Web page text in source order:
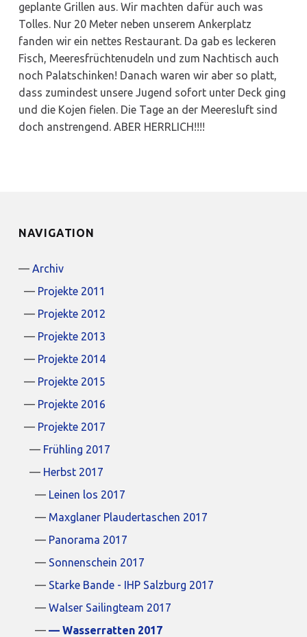
geplante Grillen aus. Wir machten dafür auch was
Tolles. Nur 20 Meter neben unserem Ankerplatz
fanden wir ein nettes Restaurant. Da gab es leckeren
Fisch, Meeresfrüchtenudeln und zum Nachtisch auch
noch Palatschinken! Danach waren wir aber so platt,
dass zumindest unsere Jugend sofort unter Deck ging
und die Kojen fielen. Die Tage an der Meeresluft sind
doch anstrengend. ABER HERRLICH!!!!
NAVIGATION
Archiv
Projekte 2011
Projekte 2012
Projekte 2013
Projekte 2014
Projekte 2015
Projekte 2016
Projekte 2017
Frühling 2017
Herbst 2017
Leinen los 2017
Maxglaner Plaudertaschen 2017
Panorama 2017
Sonnenschein 2017
Starke Bande - IHP Salzburg 2017
Walser Sailingteam 2017
Wasserratten 2017